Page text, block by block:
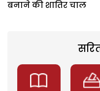
बनाने की शातिर चाल